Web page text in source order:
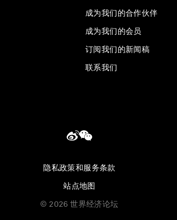
成为我们的合作伙伴
成为我们的会员
订阅我们的新闻稿
联系我们
隐私政策和服务条款
站点地图
© 2026 世界经济论坛